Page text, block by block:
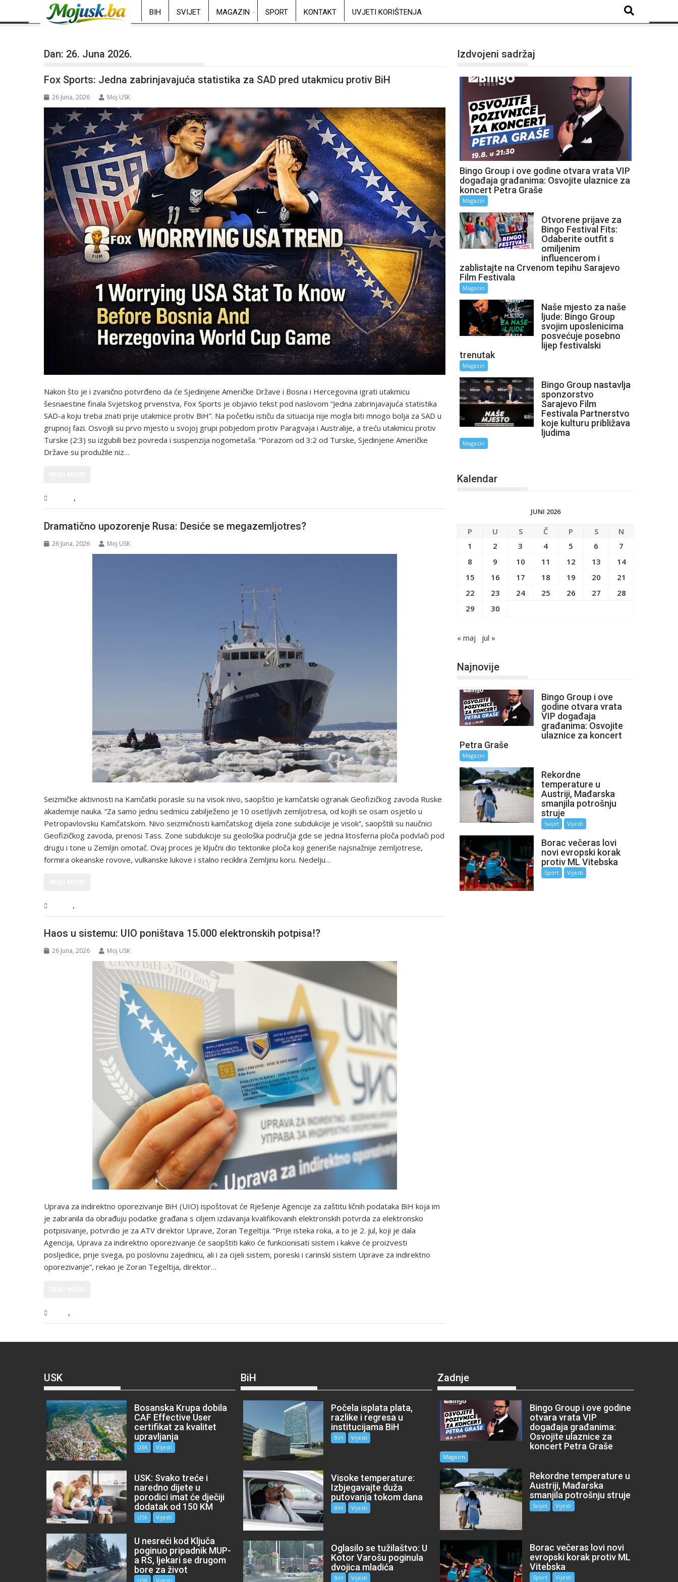
BIH SVIJET MAGAZIN SPORT KONTAKT UVJETI KORIŠTENJA
Dan: 26. Juna 2026.
Fox Sports: Jedna zabrinjavajuća statistika za SAD pred utakmicu protiv BiH
26 Juna, 2026 Moj USK
Nakon što je i zvanično potvrđeno da će Sjedinjene Američke Države i Bosna i Hercegovina igrati utakmicu
šesnaestine finala Svjetskog prvenstva, Fox Sports je objavio tekst pod naslovom “Jedna zabrinjavajuća statistika
SAD-a koju treba znati prije utakmice protiv BiH”. Na početku ističu da situacija nije mogla biti mnogo bolja za SAD u
grupnoj fazi. Osvojili su prvo mjesto u svojoj grupi pobjedom protiv Paragvaja i Australije, a treću utakmicu protiv
Turske (2:3) su izgubili bez povreda i suspenzija nogometaša. “Porazom od 3:2 od Turske, Sjedinjene Američke
Države su produžile niz…
,
Dramatično upozorenje Rusa: Desiće se megazemljotres?
26 Juna, 2026 Moj USK
Seizmičke aktivnosti na Kamčatki porasle su na visok nivo, saopštio je kamčatski ogranak Geofizičkog zavoda Ruske
akademije nauka. “Za samo jednu sedmicu zabilježeno je 10 osetljivih zemljotresa, od kojih se osam osjetilo u
Petropavlovsku Kamčatskom. Nivo seizmičnosti kamčatskog dijela zone subdukcije je visok”, saopštili su naučnici
Geofizičkog zavoda, prenosi Tass. Zone subdukcije su geološka područja gde se jedna litosferna ploča podvlači pod
drugu i tone u Zemljin omotač. Ovaj proces je ključni dio tektonike ploča koji generiše najsnažnije zemljotrese,
formira okeanske rovove, vulkanske lukove i stalno reciklira Zemljinu koru. Nedelju…
,
Haos u sistemu: UIO poništava 15.000 elektronskih potpisa!?
26 Juna, 2026 Moj USK
Uprava za indirektno oporezivanje BiH (UIO) ispoštovat će Rješenje Agencije za zaštitu ličnih podataka BiH koja im
je zabranila da obrađuju podatke građana s ciljem izdavanja kvalifikovanih elektronskih potvrda za elektronsko
potpisivanje, potvrdio je za ATV direktor Uprave, Zoran Tegeltija. “Prije isteka roka, a to je 2. jul, koji je dala
Agencija, Uprava za indirektno oporezivanje će saopštiti kako će funkcionisati sistem i kakve će proizvesti
posljedice, prije svega, po poslovnu zajednicu, ali i za cijeli sistem, poreski i carinski sistem Uprave za indirektno
oporezivanje”, rekao je Zoran Tegeltija, direktor…
,
Izdvojeni sadržaj
Bingo Group i ove godine otvara vrata VIP
događaja građanima: Osvojite ulaznice za
koncert Petra Graše
Magazin
Otvorene prijave za
Bingo Festival Fits:
Odaberite outfit s
omiljenim
influencerom i
zablistajte na Crvenom tepihu Sarajevo
Film Festivala
Magazin
Naše mjesto za naše
ljude: Bingo Group
svojim uposlenicima
posvećuje posebno
lijep festivalski
trenutak
Magazin
Bingo Group nastavlja
sponzorstvo
Sarajevo Film
Festivala Partnerstvo
koje kulturu približava
ljudima
Magazin
Kalendar
JUNI 2026
P U S Č P S
N
1
2 3 4 5 6
7
8
9 10 11 12 13
14
15
16 17 18 19 20
21
22
23 24 25 26 27
28
29
30
« maj jul »
Najnovije
Bingo Group i ove
godine otvara vrata
VIP događaja
građanima: Osvojite
ulaznice za koncert
Petra Graše
Magazin
Rekordne
temperature u
Austriji, Mađarska
smanjila potrošnju
struje
Svijet Vijesti
Borac večeras lovi
novi evropski korak
protiv ML Vitebska
Sport Vijesti
USK
Bosanska Krupa dobila
CAF Effective User
certifikat za kvalitet
upravljanja
USK Vijesti
USK: Svako treće i
naredno dijete u
porodici imat će dječiji
dodatak od 150 KM
USK Vijesti
U nesreći kod Ključa
poginuo pripadnik MUP-
a RS, ljekari se drugom
bore za život
USK Vijesti
BiH
Počela isplata plata,
razlike i regresa u
institucijama BiH
BiH Vijesti
Visoke temperature:
Izbjegavajte duža
putovanja tokom dana
BiH Vijesti
Oglasilo se tužilaštvo: U
Kotor Varošu poginula
dvojica mladića
BiH Vijesti
Zadnje
Bingo Group i ove godine
otvara vrata VIP
događaja građanima:
Osvojite ulaznice za
koncert Petra Graše
Magazin
Rekordne temperature u
Austriji, Mađarska
smanjila potrošnju struje
Svijet Vijesti
Borac večeras lovi novi
evropski korak protiv ML
Vitebska
Sport Vijesti